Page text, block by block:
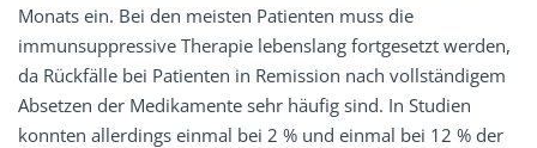
Monats ein. Bei den meisten Patienten muss die
immunsuppressive Therapie lebenslang fortgesetzt werden,
da Rückfälle bei Patienten in Remission nach vollständigem
Absetzen der Medikamente sehr häufig sind. In Studien
konnten allerdings einmal bei 2 % und einmal bei 12 % der